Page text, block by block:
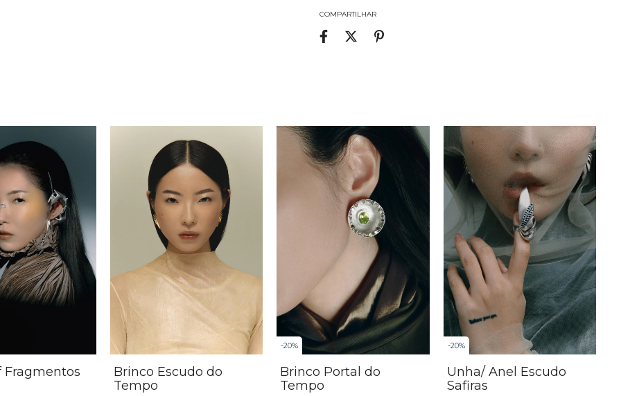
COMPARTILHAR
Fragmentos
Brinco Escudo do
Tempo
-20%
Brinco Portal do
Tempo
-20%
Unha/ Anel Escudo
Safiras